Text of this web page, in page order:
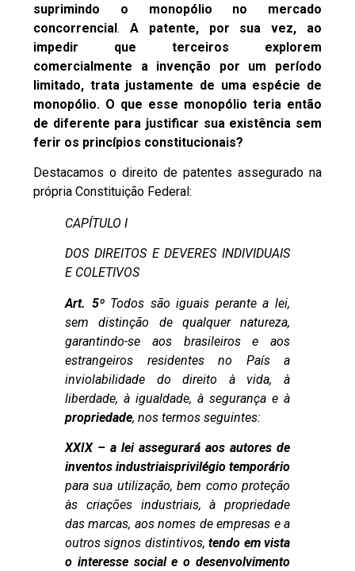
suprimindo o monopólio no mercado
concorrencial. A patente, por sua vez, ao
impedir que terceiros explorem
comercialmente a invenção por um período
limitado, trata justamente de uma espécie de
monopólio. O que esse monopólio teria então
de diferente para justificar sua existência sem
ferir os princípios constitucionais?
Destacamos o direito de patentes assegurado na
própria Constituição Federal:
CAPÍTULO I
DOS DIREITOS E DEVERES INDIVIDUAIS
E COLETIVOS
Art. 5ºTodos são iguais perante a lei,
sem distinção de qualquer natureza,
garantindo-se aos brasileiros e aos
estrangeiros residentes no País a
inviolabilidade do direito à vida, à
liberdade, à igualdade, à segurança e à
propriedade, nos termos seguintes:
XXIX – a lei assegurará aos autores de
inventos industriaisprivilégio temporário
para sua utilização, bem como proteção
às criações industriais, à propriedade
das marcas, aos nomes de empresas e a
outros signos distintivos,tendo em vista
o interesse social e o desenvolvimento